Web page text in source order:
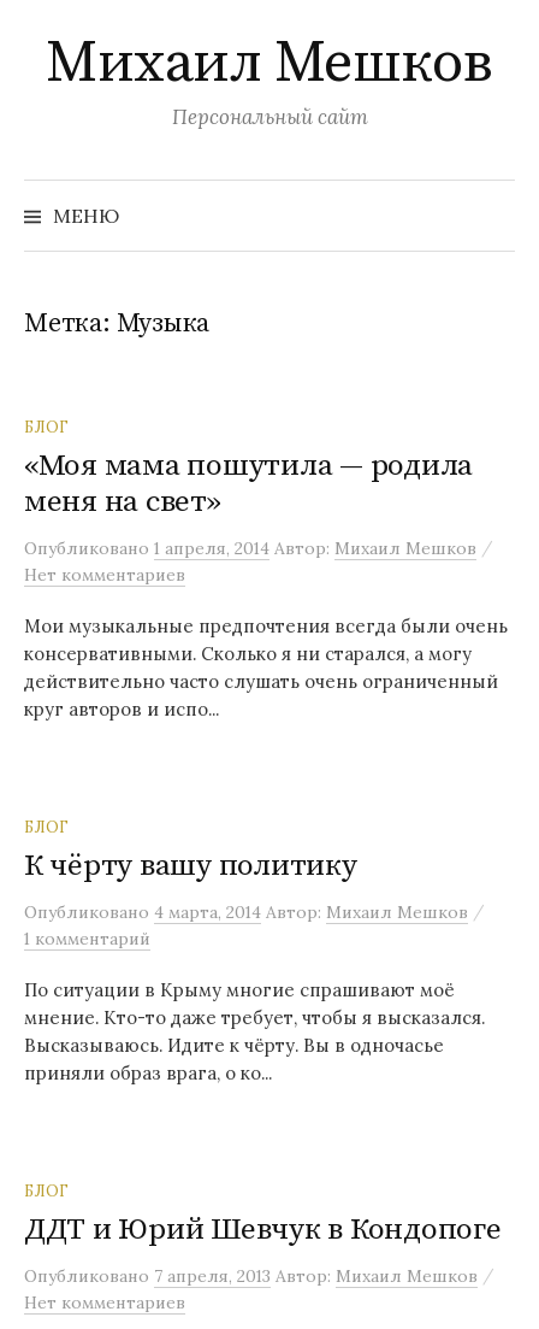
содержимому
Михаил Мешков
Персональный сайт
МЕНЮ
Найти:
Метка: Музыка
БЛОГ
«Моя мама пошутила — родила
меня на свет»
Опубликовано 1 апреля, 2014 Автор: Михаил Мешков /
Нет комментариев
Мои музыкальные предпочтения всегда были очень
консервативными. Сколько я ни старался, а могу
действительно часто слушать очень ограниченный
круг авторов и испо...
БЛОГ
К чёрту вашу политику
Опубликовано 4 марта, 2014 Автор: Михаил Мешков /
1 комментарий
По ситуации в Крыму многие спрашивают моё
мнение. Кто-то даже требует, чтобы я высказался.
Высказываюсь. Идите к чёрту. Вы в одночасье
приняли образ врага, о ко...
БЛОГ
ДДТ и Юрий Шевчук в Кондопоге
Опубликовано 7 апреля, 2013 Автор: Михаил Мешков /
Нет комментариев